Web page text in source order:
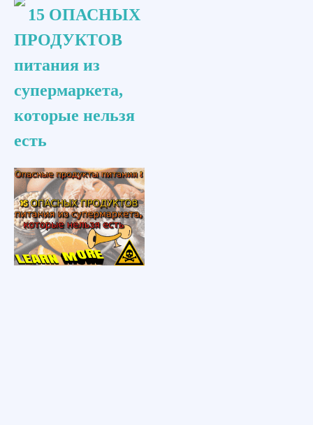
15 ОПАСНЫХ
ПРОДУКТОВ
питания из
супермаркета,
которые нельзя
есть